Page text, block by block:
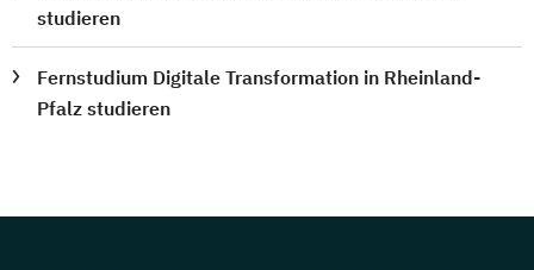
studieren
Fernstudium Digitale Transformation in Rheinland-
Pfalz studieren